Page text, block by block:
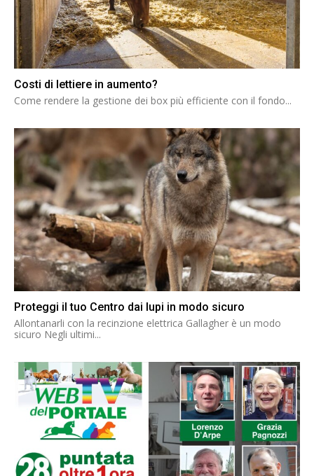
Costi di lettiere in aumento?
Come rendere la gestione dei box più efficiente con il fondo...
Proteggi il tuo Centro dai lupi in modo sicuro
Allontanarli con la recinzione elettrica Gallagher è un modo
sicuro Negli ultimi...